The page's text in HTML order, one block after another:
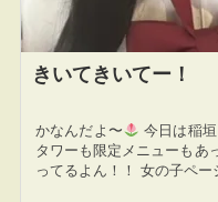
きいてきいてー！
かなんだよ〜
今日は稲
タワーも限定メニューもあ
ってるよん！！ 女の子ペ